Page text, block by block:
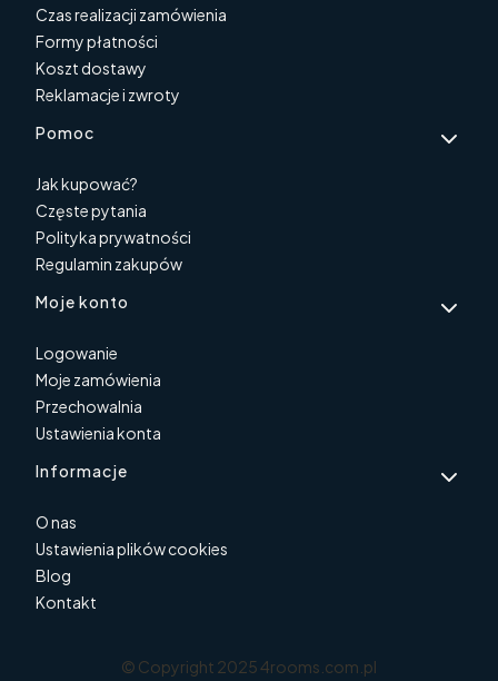
Czas realizacji zamówienia
Formy płatności
Koszt dostawy
Reklamacje i zwroty
Pomoc
Jak kupować?
Częste pytania
Polityka prywatności
Regulamin zakupów
Moje konto
Logowanie
Moje zamówienia
Przechowalnia
Ustawienia konta
Informacje
O nas
Ustawienia plików cookies
Blog
Kontakt
© Copyright 2025 4rooms.com.pl